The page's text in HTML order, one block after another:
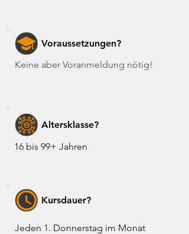
Voraussetzungen?
Keine aber Voranmeldung nötig!
Altersklasse?
16 bis 99+ Jahren
Kursdauer?
Jeden 1. Donnerstag im Monat